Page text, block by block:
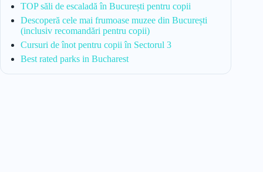
TOP săli de escaladă în București pentru copii
Descoperă cele mai frumoase muzee din București
(inclusiv recomandări pentru copii)
Cursuri de înot pentru copii în Sectorul 3
Best rated parks in Bucharest